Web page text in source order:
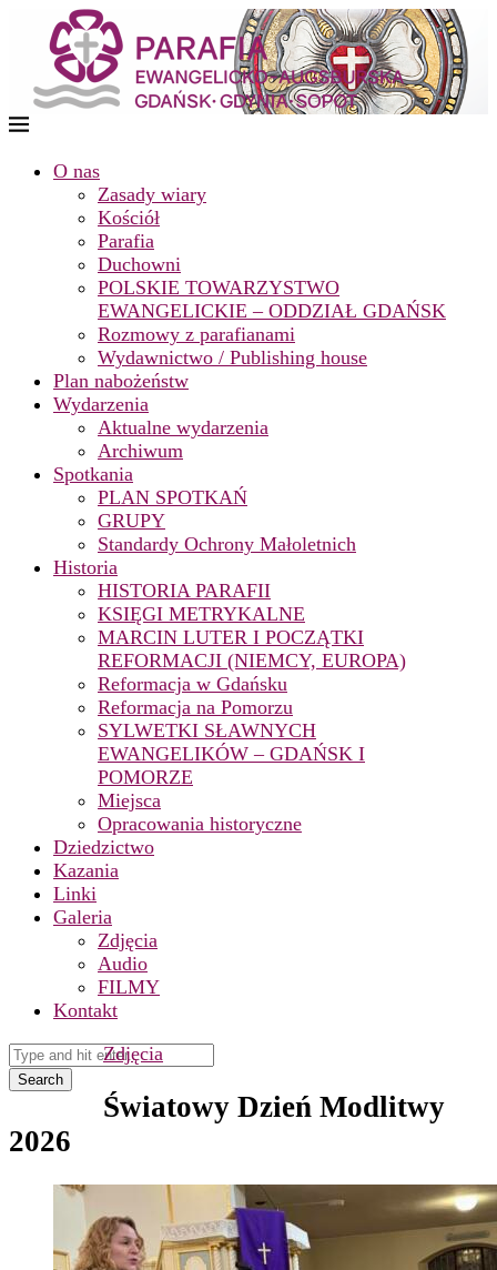
O nas
Zasady wiary
Kościół
Parafia
Duchowni
POLSKIE TOWARZYSTWO
EWANGELICKIE – ODDZIAŁ GDAŃSK
Rozmowy z parafianami
Wydawnictwo / Publishing house
Plan nabożeństw
Wydarzenia
Aktualne wydarzenia
Archiwum
Spotkania
PLAN SPOTKAŃ
GRUPY
Standardy Ochrony Małoletnich
Historia
HISTORIA PARAFII
KSIĘGI METRYKALNE
MARCIN LUTER I POCZĄTKI
REFORMACJI (NIEMCY, EUROPA)
Reformacja w Gdańsku
Reformacja na Pomorzu
SYLWETKI SŁAWNYCH
EWANGELIKÓW – GDAŃSK I
POMORZE
Miejsca
Opracowania historyczne
Dziedzictwo
Kazania
Linki
Galeria
Zdjęcia
Audio
FILMY
Kontakt
Search
Zdjęcia
Światowy Dzień Modlitwy
2026